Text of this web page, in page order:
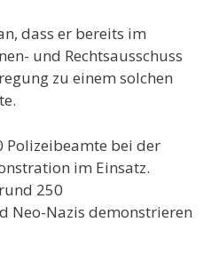
dass er bereits im
und Rechtsausschuss
zu einem solchen
Polizeibeamte bei der
im Einsatz.
250
Neo-Nazis demonstrieren